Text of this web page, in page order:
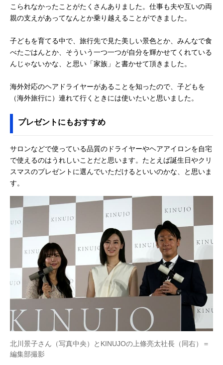
こられなかったことがたくさんありました。仕事も夫や互いの両
親の支えがあってなんとか乗り越えることができました。
子どもを育てる中で、旅行先で見た美しい景色とか、みんなで食
べたごはんとか、そういう一つ一つが自分を輝かせてくれている
んじゃないかな、と思い「家族」と書かせて頂きました。
海外対応のヘアドライヤーがあることを知ったので、子どもを
（海外旅行に）連れて行くときには使いたいと思いました。
プレゼントにもおすすめ
サロンなどで使っている品質のドライヤーやヘアアイロンを自宅
で使えるのはうれしいことだと思います。たとえば誕生日やクリ
スマスのプレゼントに選んでいただけるといいのかな、と思いま
す。
北川景子さん（写真中央）とKINUJOの上條亮太社長（同右）＝
編集部撮影